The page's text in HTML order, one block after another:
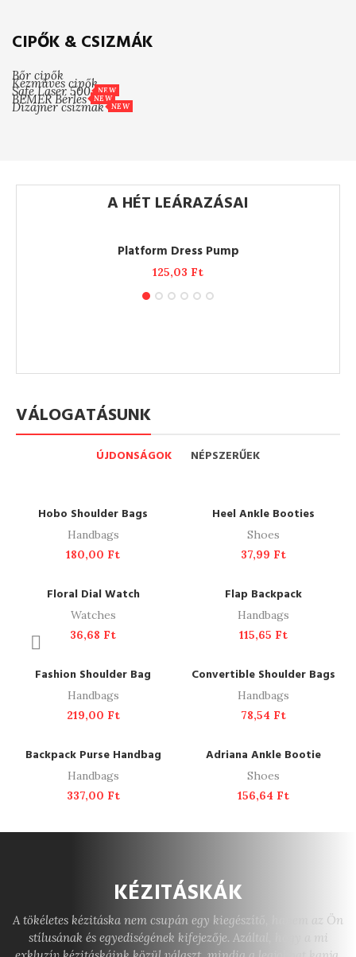
CIPŐK & CSIZMÁK
Bőr cipők
Kézműves cipők
Safe Laser 500 NEW
BEMER Bérlés NEW
Dizájner csizmák NEW
A HÉT LEÁRAZÁSAI
ADD TO CART
Platform Dress Pump
125,03 Ft
VÁLOGATÁSUNK
ÚJDONSÁGOK NÉPSZERŰEK
ADD TO CART
Hobo Shoulder Bags
Handbags
180,00 Ft
SOLD OUT
READ MORE
Heel Ankle Booties
Shoes
37,99 Ft
ADD TO CART
Floral Dial Watch
Watches
36,68 Ft
ADD TO CART
Flap Backpack
Handbags
115,65 Ft
ADD TO CART
Fashion Shoulder Bag
Handbags
219,00 Ft
ADD TO CART
Convertible Shoulder Bags
Handbags
78,54 Ft
ADD TO CART
Backpack Purse Handbag
Handbags
337,00 Ft
ADD TO CART
Adriana Ankle Bootie
Shoes
156,64 Ft
KÉZITÁSKÁK
A tökéletes kézitáska nem csupán egy kiegészítő, hanem az Ön
stílusának és egyediségének kifejezője. Azáltal, hogy a mi